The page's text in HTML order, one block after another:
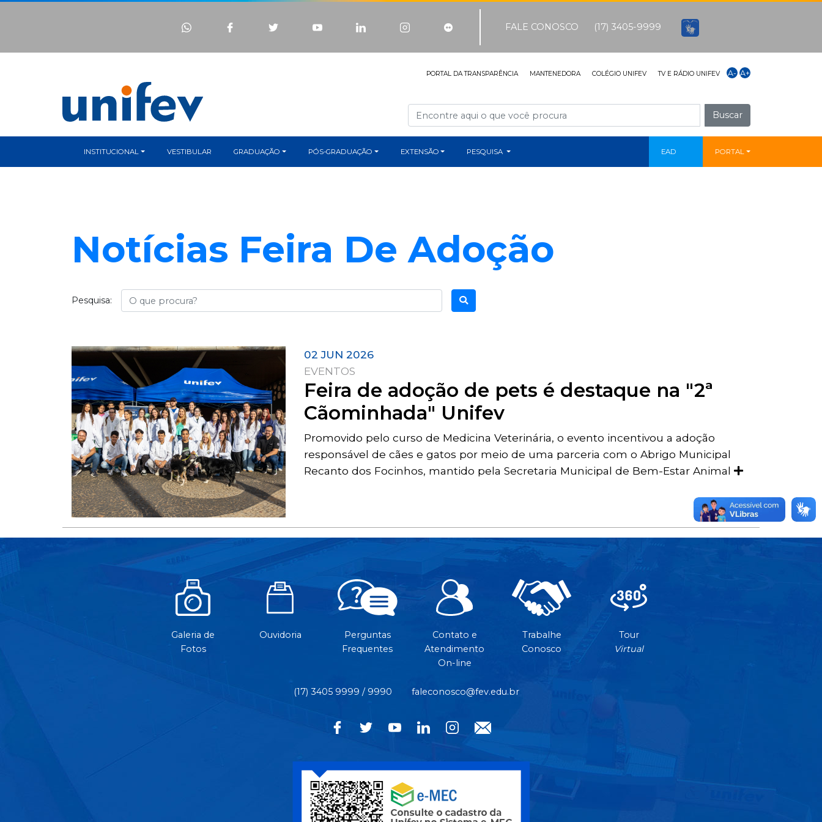
FALE CONOSCO (17) 3405-9999
PORTAL DA TRANSPARÊNCIA MANTENEDORA COLÉGIO UNIFEV TV E RÁDIO UNIFEV A- A+
Buscar
INSTITUCIONAL VESTIBULAR GRADUAÇÃO PÓS-GRADUAÇÃO EXTENSÃO PESQUISA EAD PORTAL
Notícias Feira De Adoção
Pesquisa:Busca
02 JUN 2026
EVENTOS
Feira de adoção de pets é destaque na "2ª
Cãominhada" Unifev
Promovido pelo curso de Medicina Veterinária, o evento incentivou a adoção
responsável de cães e gatos por meio de uma parceria com o Abrigo Municipal
Recanto dos Focinhos, mantido pela Secretaria Municipal de Bem-Estar Animal
Galeria de
Fotos
Ouvidoria
Perguntas
Frequentes
Contato e
Atendimento
On-line
Trabalhe
Conosco
Tour
Virtual
(17) 3405 9999 / 9990 faleconosco@fev.edu.br